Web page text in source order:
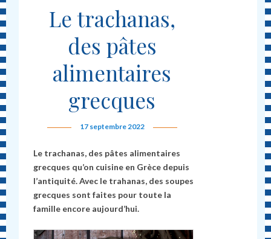
Le trachanas,
des pâtes
alimentaires
grecques
17 septembre 2022
Le trachanas, des pâtes alimentaires
grecques qu’on cuisine en Grèce depuis
l’antiquité. Avec le trahanas, des soupes
grecques sont faites pour toute la
famille encore aujourd’hui.